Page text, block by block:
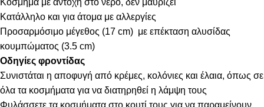
Κόσμημα με αντοχή στο νερό, δεν μαυρίζει
Κατάλληλο και για άτομα με αλλεργίες
Προσαρμόσιμο μέγεθος (17 cm) με επέκταση αλυσίδας
κουμπώματος (3.5 cm)
Οδηγίες φροντίδας
Συνιστάται η αποφυγή από κρέμες, κολόνιες και έλαια, όπως σε
όλα τα κοσμήματα για να διατηρηθεί η λάμψη τους